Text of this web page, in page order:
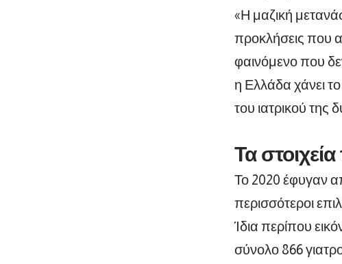
«Η μαζική
προκλήσεις που
φαινόμενο που
η Ελλάδα χάνει
του ιατρικού της
Τα
Το 2020 έφυγαν
περισσότεροι
Ίδια περίπου
σύνολο 866